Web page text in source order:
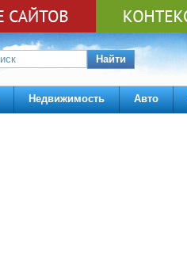
Найти
Недвижимость Авто